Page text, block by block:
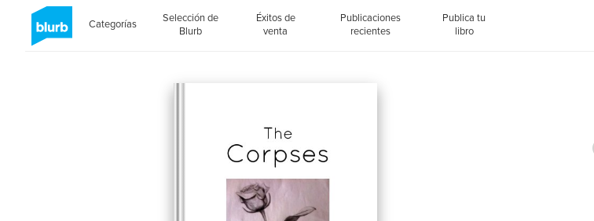
Categorías
Selección de
Blurb
Éxitos de
venta
Publicaciones
recientes
Publica tu
libro